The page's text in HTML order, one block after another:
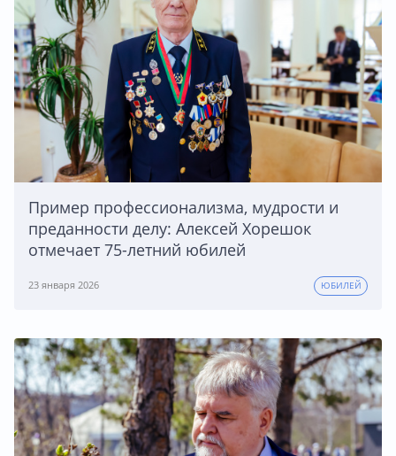
Пример профессионализма, мудрости и
преданности делу: Алексей Хорешок
отмечает 75-летний юбилей
23 января 2026 ЮБИЛЕЙ